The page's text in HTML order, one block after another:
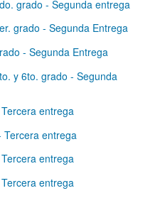
grado - Segunda entrega
grado - Segunda Entrega
- Segunda Entrega
y 6to. grado - Segunda
entrega
Tercera entrega
entrega
entrega